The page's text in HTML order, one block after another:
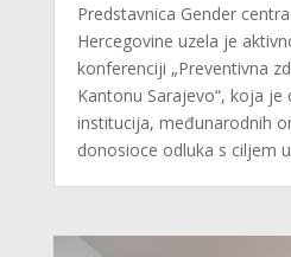
Predstavnica Gender
Hercegovine uzela je
konferenciji „Preventivna
Kantonu Sarajevo“, koja je
institucija, međunarodnih
donosioce odluka s ciljem